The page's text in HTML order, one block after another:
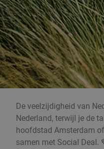
De veelzijdigheid van
Nederland, terwijl je de
hoofdstad Amsterdam
samen met Social Deal.